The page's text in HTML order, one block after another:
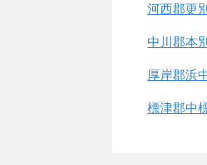
河西郡更
中川郡本
厚岸郡浜
標津郡中